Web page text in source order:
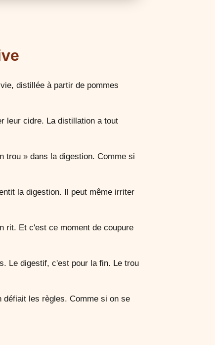
distillée à partir de pommes
leur cidre. La distillation a tout
trou » dans la digestion. Comme si
la digestion. Il peut même irriter
rit. Et c'est ce moment de coupure
Le digestif, c'est pour la fin. Le trou
défiait les règles. Comme si on se